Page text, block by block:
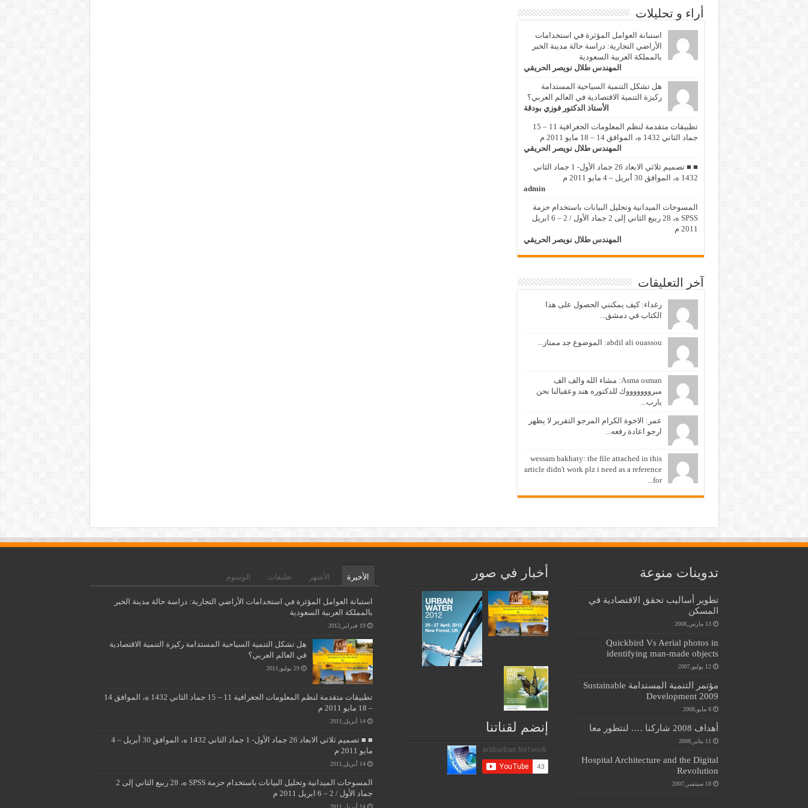
أراء و تحليلات
استبانة العوامل المؤثرة في استخدامات
الأراضي التجارية: دراسة حالة مدينة الخبر
بالمملكة العربية السعودية
المهندس طلال نويصر الحريقي
هل تشكل التنمية السياحية المستدامة
ركيزة التنمية الاقتصادية في العالم العربي؟
الأستاذ الدكتور فوزي بودقة
تطبيقات متقدمة لنظم المعلومات الجغرافية 11 – 15
جماد الثاني 1432 ه، الموافق 14 – 18 مايو 2011 م
المهندس طلال نويصر الحريقي
■ ■ تصميم ثلاثي الابعاد 26 جماد الأول- 1 جماد الثاني
1432 ه، الموافق 30 أبريل – 4 مايو 2011 م
admin
المسوحات الميدانية وتحليل البيانات باستخدام حزمة
SPSS ه، 28 ربيع الثاني إلى 2 جماد الأول / 2 – 6 ابريل
2011 م
المهندس طلال نويصر الحريقي
آخر التعليقات
رغداء: كيف يمكنني الحصول على هذا
الكتاب في دمشق...
abdil ali ouassou: الموضوع جد ممتاز...
Asma osman: مشاء الله والف الف
مبروووووووك للدكتوره هند وعقبالنا نحن
يارب...
عمر: الاخوة الكرام المرجو التقرير لا يظهر
ارجو اعادة رفعه...
wessam bakhaty: the file attached in this
article didn't work plz i need as a reference
for...
تدوينات منوعة
تطوير أساليب تحقق الاقتصادية في
المسكن
13 مارس,2008
Quickbird Vs Aerial photos in
identifying man-made objects
12 يوليو,2007
مؤتمر التنمية المستدامة Sustainable
Development 2009
8 مايو,2008
أهداف 2008 شاركنا …. لنتطور معا
11 يناير,2008
Hospital Architecture and the Digital
Revolution
18 سبتمبر,2007
أخبار في صور
إنضم لقناتنا
الأخيرة الأشهر تعليقات الوسوم
استبانة العوامل المؤثرة في استخدامات الأراضي التجارية: دراسة حالة مدينة الخبر
بالمملكة العربية السعودية
19 فبراير,2012
هل تشكل التنمية السياحية المستدامة ركيزة التنمية الاقتصادية
في العالم العربي؟
29 يوليو,2011
تطبيقات متقدمة لنظم المعلومات الجغرافية 11 – 15 جماد الثاني 1432 ه، الموافق 14
– 18 مايو 2011 م
14 أبريل,2011
■ ■ تصميم ثلاثي الابعاد 26 جماد الأول- 1 جماد الثاني 1432 ه، الموافق 30 أبريل – 4
مايو 2011 م
14 أبريل,2011
المسوحات الميدانية وتحليل البيانات باستخدام حزمة SPSS ه، 28 ربيع الثاني إلى 2
جماد الأول / 2 – 6 ابريل 2011 م
14 أبريل,2011